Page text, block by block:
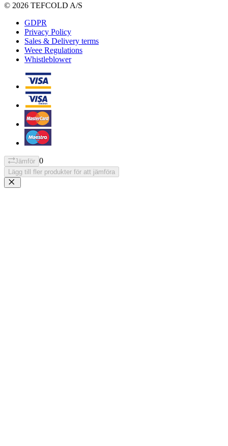
© 2026 TEFCOLD A/S
GDPR
Privacy Policy
Sales & Delivery terms
Weee Regulations
Whistleblower
Jämför 0
Lägg till fler produkter för att jämföra